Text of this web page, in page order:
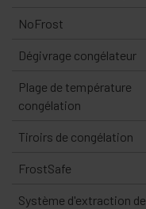
NoFrost
Dégivrage congélateur
Plage de température
congélation
Tiroirs de congélation
FrostSafe
Système d'extraction de